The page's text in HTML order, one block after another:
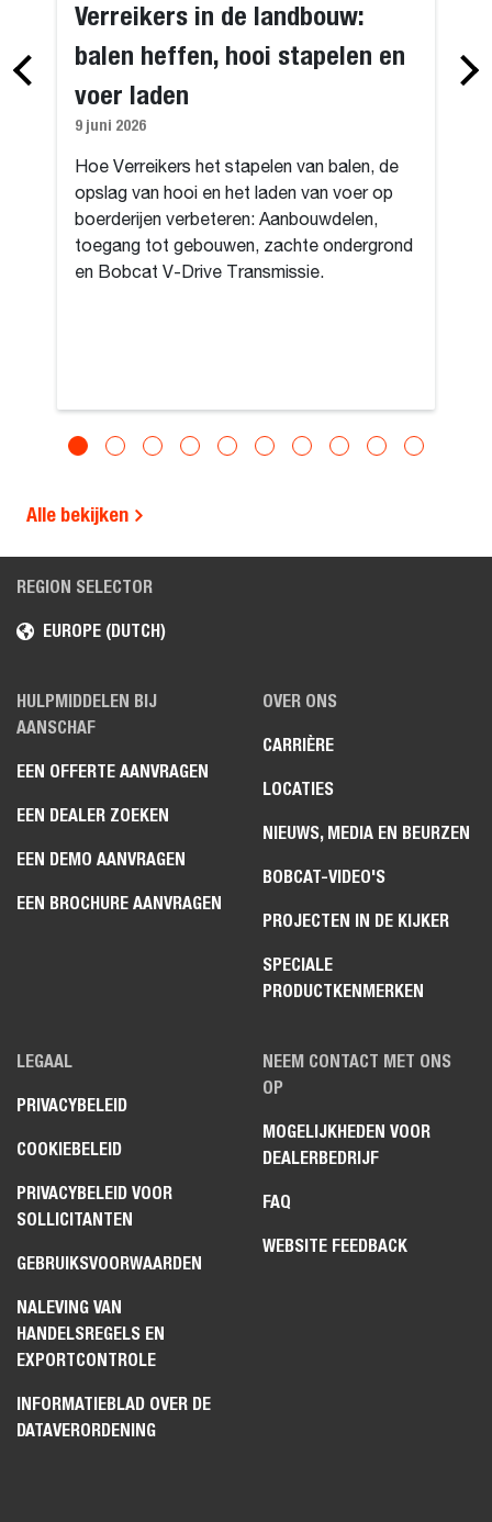
Verreikers in de landbouw:
balen heffen, hooi stapelen en
voer laden
9 juni 2026
Hoe Verreikers het stapelen van balen, de
opslag van hooi en het laden van voer op
boerderijen verbeteren: Aanbouwdelen,
toegang tot gebouwen, zachte ondergrond
en Bobcat V-Drive Transmissie.
Alle bekijken
REGION SELECTOR
EUROPE (DUTCH)
HULPMIDDELEN BIJ
AANSCHAF
EEN OFFERTE AANVRAGEN
EEN DEALER ZOEKEN
EEN DEMO AANVRAGEN
EEN BROCHURE AANVRAGEN
OVER ONS
CARRIÈRE
LOCATIES
NIEUWS, MEDIA EN BEURZEN
BOBCAT-VIDEO'S
PROJECTEN IN DE KIJKER
SPECIALE
PRODUCTKENMERKEN
LEGAAL
PRIVACYBELEID
COOKIEBELEID
PRIVACYBELEID VOOR
SOLLICITANTEN
GEBRUIKSVOORWAARDEN
NALEVING VAN
HANDELSREGELS EN
EXPORTCONTROLE
INFORMATIEBLAD OVER DE
DATAVERORDENING
NEEM CONTACT MET ONS
OP
MOGELIJKHEDEN VOOR
DEALERBEDRIJF
FAQ
WEBSITE FEEDBACK